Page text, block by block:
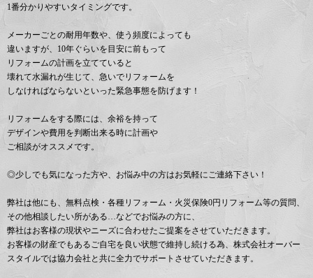
1番分かりやすいタイミングです。
メーカーごとの耐用年数や、使う頻度によっても
違いますが、10年ぐらいを目安に前もって
リフォームの計画を立てていると
壊れて水漏れが生じて、急いでリフォームを
しなければならないといった緊急事態を防げます！
リフォームをする際には、余裕を持って
デザインや費用を判断出来る時に計画や
ご相談がオススメです。
◎少しでも気になった方や、お悩み中の方はお気軽にご連絡下さい！
弊社は他にも、無料点検・各種リフォーム・火災保険0円リフォーム等の質問、
その他相談したい所がある…などでお悩みの方に、
弊社はお客様の現状やニーズに合わせたご提案をさせていただきます。
お客様の財産でもあるご自宅を良い状態で維持し続ける為、株式会社オーバー
スタイルでは協力会社と共に全力でサポートさせていただきます。